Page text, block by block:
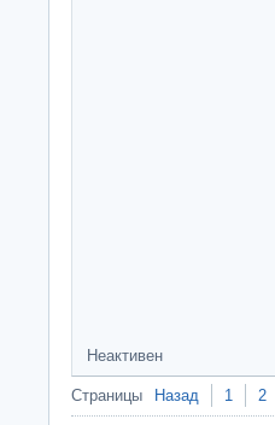
Неактивен
Страницы Назад 1 2